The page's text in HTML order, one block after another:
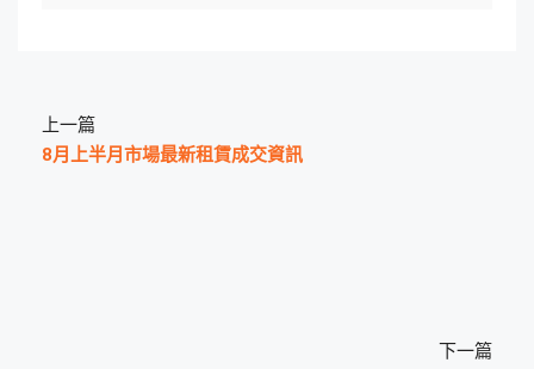
上一篇
8月上半月市場最新租賃成交資訊
下一篇